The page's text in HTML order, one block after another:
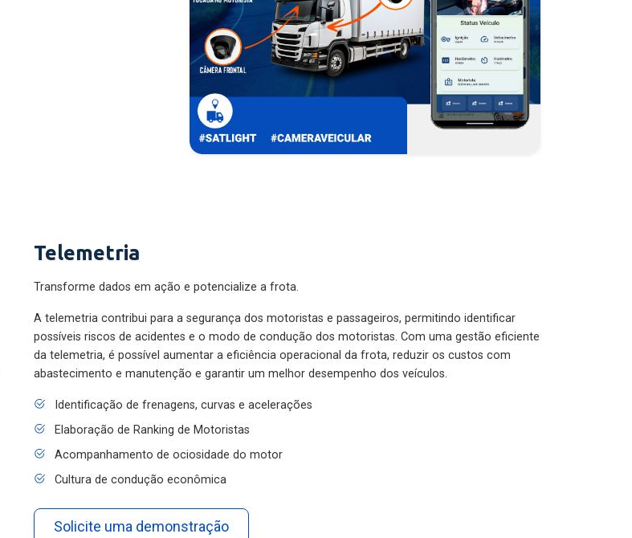
Telemetria
Transforme dados em ação e potencialize a frota.
A telemetria contribui para a segurança dos motoristas e passageiros, permitindo identificar
possíveis riscos de acidentes e o modo de condução dos motoristas. Com uma gestão eficiente
da telemetria, é possível aumentar a eficiência operacional da frota, reduzir os custos com
abastecimento e manutenção e garantir um melhor desempenho dos veículos.
Identificação de frenagens, curvas e acelerações
Elaboração de Ranking de Motoristas
Acompanhamento de ociosidade do motor
Cultura de condução econômica
Solicite uma demonstração